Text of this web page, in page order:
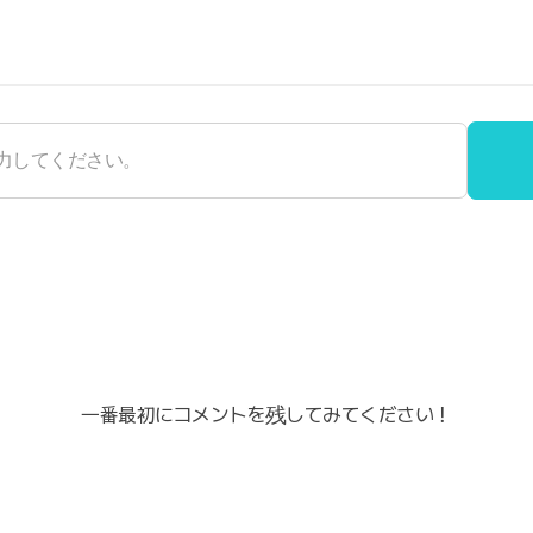
一番最初にコメントを残してみてください！